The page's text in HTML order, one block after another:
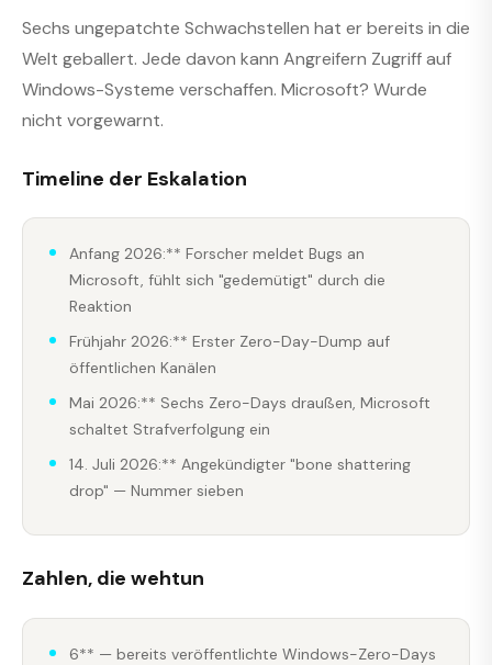
Sechs ungepatchte Schwachstellen hat er bereits in die
Welt geballert. Jede davon kann Angreifern Zugriff auf
Windows-Systeme verschaffen. Microsoft? Wurde
nicht vorgewarnt.
Timeline der Eskalation
Anfang 2026:** Forscher meldet Bugs an
Microsoft, fühlt sich "gedemütigt" durch die
Reaktion
Frühjahr 2026:** Erster Zero-Day-Dump auf
öffentlichen Kanälen
Mai 2026:** Sechs Zero-Days draußen, Microsoft
schaltet Strafverfolgung ein
14. Juli 2026:** Angekündigter "bone shattering
drop" — Nummer sieben
Zahlen, die wehtun
6** — bereits veröffentlichte Windows-Zero-Days